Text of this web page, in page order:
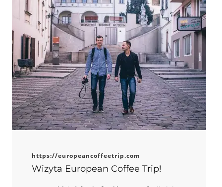
https://europeancoffeetrip.com
Wizyta European Coffee Trip!